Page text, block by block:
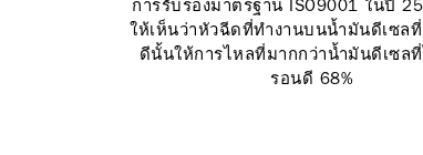
การรับรองมาตรฐาน ISO9001 ในปี
ให้เห็นว่าหัวฉีดที่ทำงานบนน้ำมันดีเซล
ดีนั้นให้การไหลที่มากกว่าน้ำมันดีเซล
รอนดี 68%